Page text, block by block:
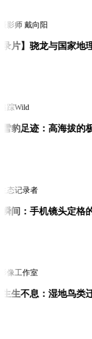
影师 戴向阳
片】骁龙与国家地
踪Wild
豹足迹：高海拔的
态记录者
间：手机镜头定格
像工作室
生不息：湿地鸟类